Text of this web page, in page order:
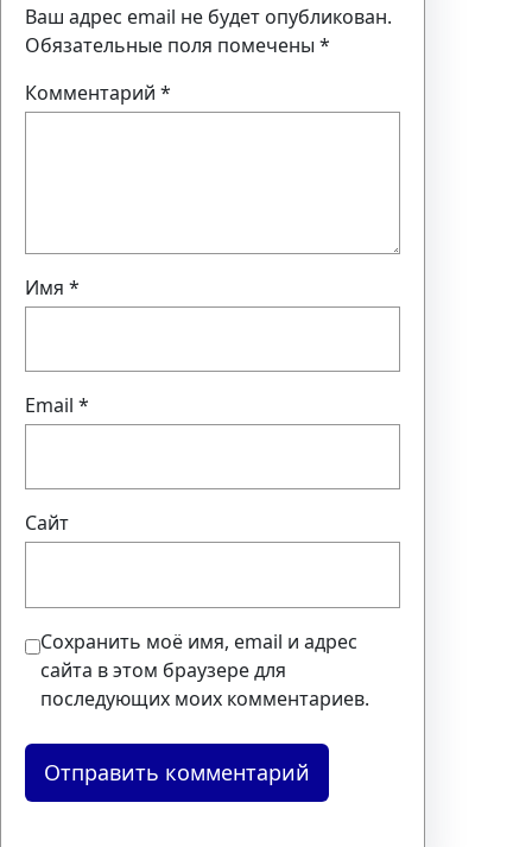
Ваш адрес email не будет опубликован.
Обязательные поля помечены *
Комментарий *
Имя *
Email *
Сайт
Сохранить моё имя, email и адрес
сайта в этом браузере для
последующих моих комментариев.